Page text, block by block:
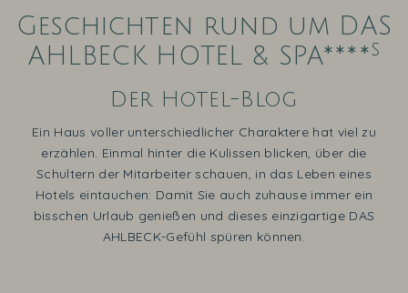
Geschichten rund um DAS
AHLBECK HOTEL & SPA****s
Der Hotel-Blog
Ein Haus voller unterschiedlicher Charaktere hat viel zu
erzählen. Einmal hinter die Kulissen blicken, über die
Schultern der Mitarbeiter schauen, in das Leben eines
Hotels eintauchen: Damit Sie auch zuhause immer ein
bisschen Urlaub genießen und dieses einzigartige DAS
AHLBECK-Gefühl spüren können.